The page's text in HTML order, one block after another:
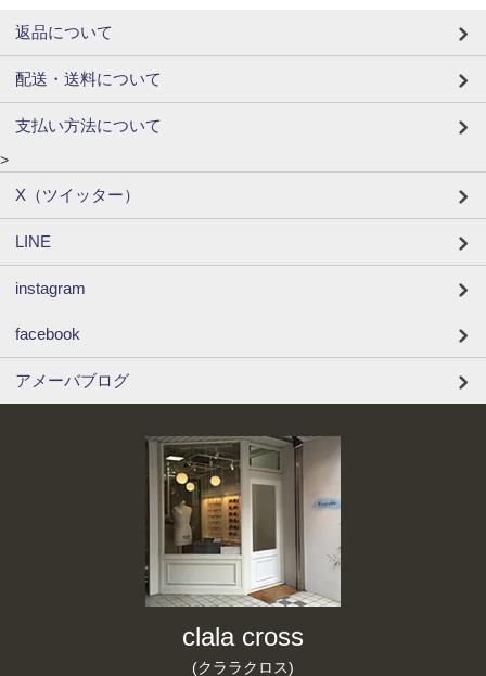
返品について
配送・送料について
支払い方法について
>
X（ツイッター）
LINE
instagram
facebook
アメーバブログ
clala cross
(クララクロス)